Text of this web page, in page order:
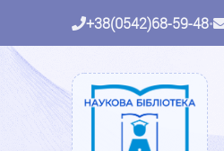
+38(0542)68-59-48•